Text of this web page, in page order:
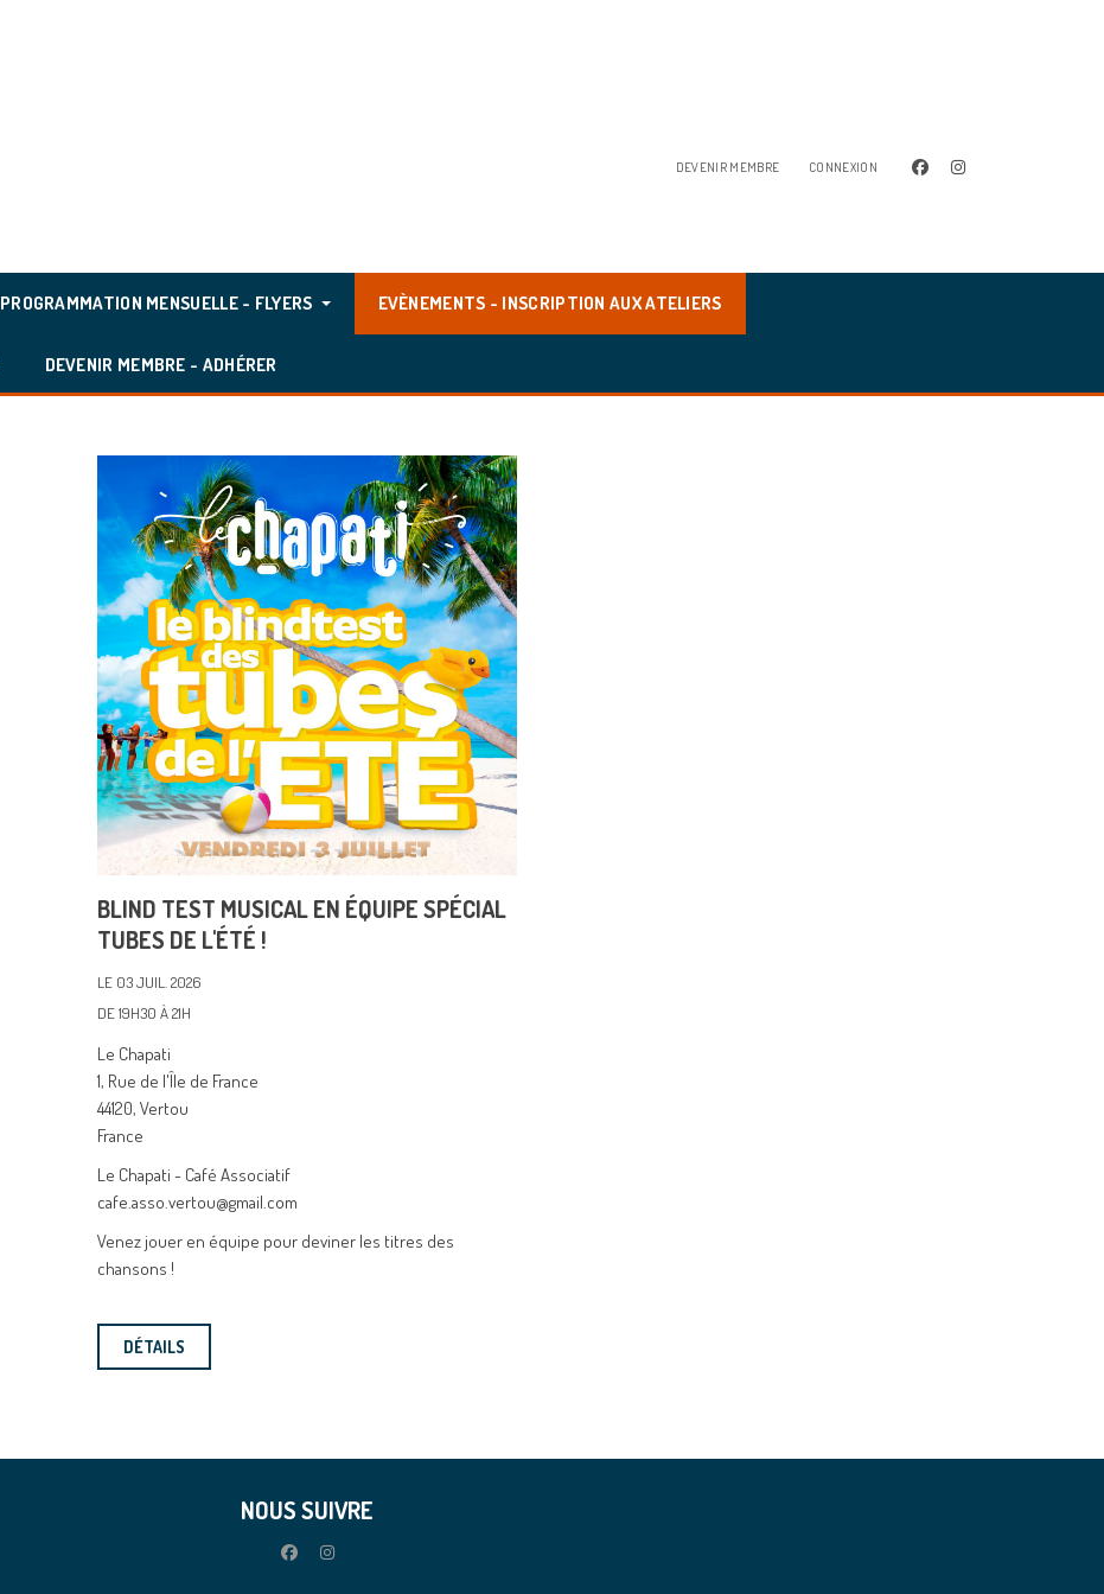
DEVENIR MEMBRE CONNEXION facebookinstagram
PROGRAMMATION MENSUELLE - FLYERS EVÈNEMENTS - INSCRIPTION AUX ATELIERS
DEVENIR MEMBRE - ADHÉRER
BLIND TEST MUSICAL EN ÉQUIPE SPÉCIAL
TUBES DE L'ÉTÉ !
LE 03 JUIL. 2026
DE 19H30 À 21H
Le Chapati
1, Rue de l'Île de France
44120, Vertou
France
Le Chapati - Café Associatif
cafe.asso.vertou@gmail.com
Venez jouer en équipe pour deviner les titres des
chansons !
DÉTAILS
NOUS SUIVRE
facebookinstagram